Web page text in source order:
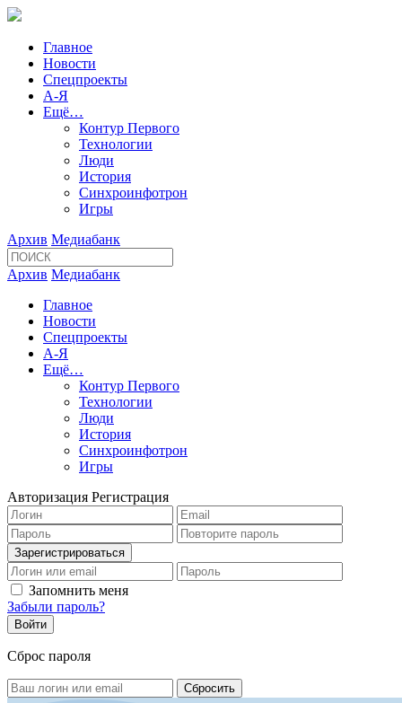
Главное
Новости
Спецпроекты
А-Я
Ещё…
Контур Первого
Технологии
Люди
История
Синхроинфотрон
Игры
Архив Медиабанк
Архив Медиабанк
Главное
Новости
Спецпроекты
А-Я
Ещё…
Контур Первого
Технологии
Люди
История
Синхроинфотрон
Игры
Авторизация Регистрация
Запомнить меня
Забыли пароль?
Сброс пароля